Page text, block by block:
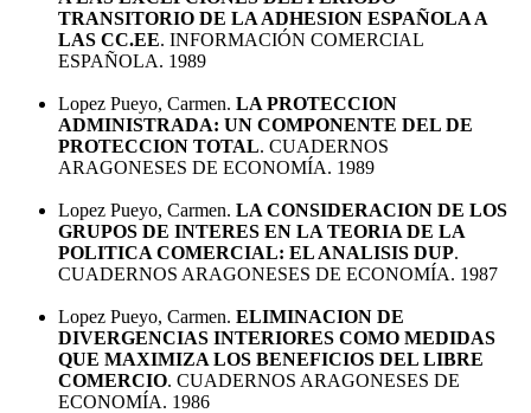
TRANSITORIO DE LA ADHESION ESPAÑOLA A
LAS CC.EE. INFORMACIÓN COMERCIAL
ESPAÑOLA. 1989
Lopez Pueyo, Carmen. LA PROTECCION
ADMINISTRADA: UN COMPONENTE DEL DE
PROTECCION TOTAL. CUADERNOS
ARAGONESES DE ECONOMÍA. 1989
Lopez Pueyo, Carmen. LA CONSIDERACION DE LOS
GRUPOS DE INTERES EN LA TEORIA DE LA
POLITICA COMERCIAL: EL ANALISIS DUP.
CUADERNOS ARAGONESES DE ECONOMÍA. 1987
Lopez Pueyo, Carmen. ELIMINACION DE
DIVERGENCIAS INTERIORES COMO MEDIDAS
QUE MAXIMIZA LOS BENEFICIOS DEL LIBRE
COMERCIO. CUADERNOS ARAGONESES DE
ECONOMÍA. 1986